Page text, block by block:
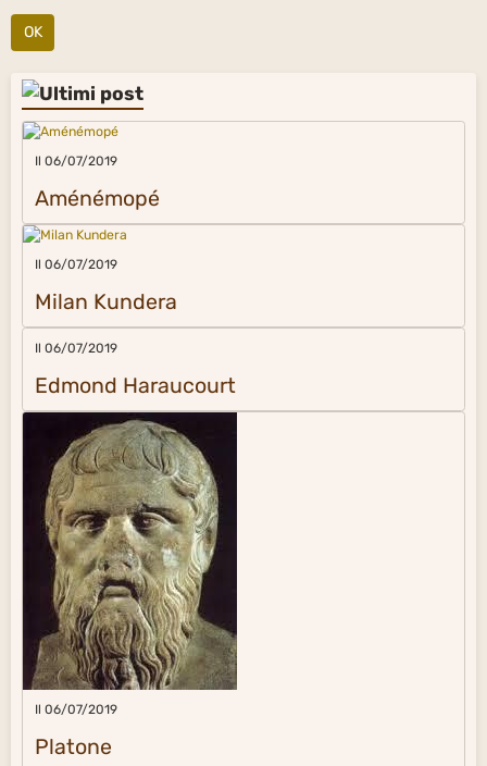
OK
Il 06/07/2019
Aménémopé
Il 06/07/2019
Milan Kundera
Il 06/07/2019
Edmond Haraucourt
Il 06/07/2019
Platone